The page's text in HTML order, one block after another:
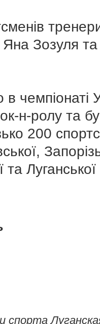
Зозуля та
чемпіонаті
н-ролу та
200
та Луганської
спорта